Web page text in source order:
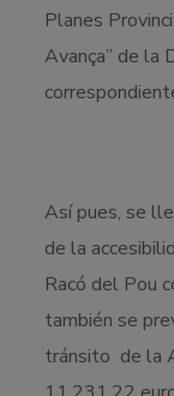
Planes
Avança” de la
Así pues, se
de la
Racó del Pou
también se
tránsito de la